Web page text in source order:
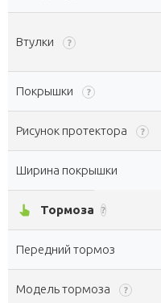
Втулки ?
Покрышки ?
Рисунок протектора ?
Ширина покрышки
pan_tool_alt Тормоза ?
Передний тормоз
Модель тормоза ?